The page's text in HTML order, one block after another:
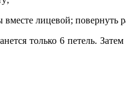
лицевой; повернуть
только 6 петель.